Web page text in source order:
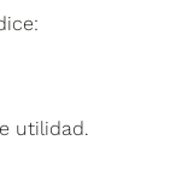
utilidad.